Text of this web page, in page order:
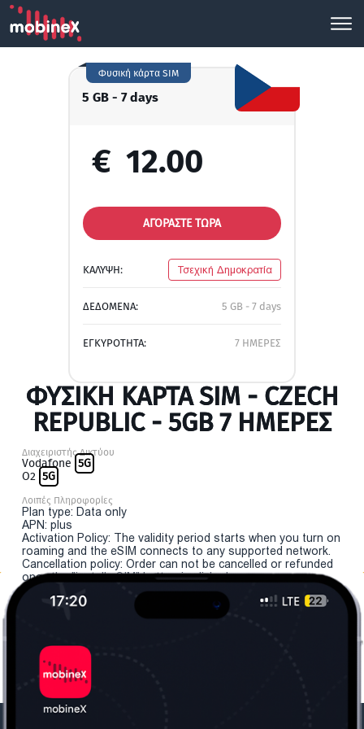
5 GB - 7 days
Φυσική κάρτα SIM
€ 12.00
ΑΓΟΡΑΣΤΕ ΤΩΡΑ
ΚΑΛΥΨΗ: Τσεχική Δημοκρατία
ΔΕΔΟΜΕΝΑ: 5 GB - 7 days
ΕΓΚΥΡΟΤΗΤΑ: 7 ΗΜΕΡΕΣ
ΦΥΣΙΚΉ ΚΆΡΤΑ SIM - CZECH
REPUBLIC - 5GB 7 ΗΜΕΡΕΣ
Διαχειριστής Δικτύου
Vodafone 5G
O2 5G
Λοιπές Πληροφορίες
Plan type: Data only
APN: plus
Activation Policy: The validity period starts when you turn on
roaming and the eSIM connects to any supported network.
Cancellation policy: Order can not be cancelled or refunded
once the "install eSIM" button is clicked.